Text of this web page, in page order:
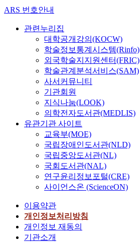
ARS 번호안내
관련누리집
대학공개강의(KOCW)
학술정보통계시스템(Rinfo)
외국학술지지원센터(FRIC)
학술관계분석서비스(SAM)
사서커뮤니티
기관회원
지식나눔(LOOK)
의학전자도서관(MEDLIS)
유관기관 사이트
교육부(MOE)
국립장애인도서관(NLD)
국립중앙도서관(NL)
국회도서관(NAL)
연구윤리정보포털(CRE)
사이언스온 (ScienceON)
이용약관
개인정보처리방침
개인정보 재동의
기관소개